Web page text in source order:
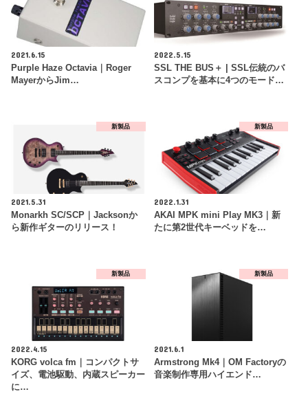
2021.6.15
Purple Haze Octavia｜Roger
MayerからJim…
2022.5.15
SSL THE BUS＋ | SSL伝統のバ
スコンプを基本に4つのモード…
新製品
2021.5.31
Monarkh SC/SCP｜Jacksonか
ら新作ギターのリリース！
新製品
2022.1.31
AKAI MPK mini Play MK3｜新
たに第2世代キーベッドを…
新製品
2022.4.15
KORG volca fm｜コンパクトサ
イズ、電池駆動、内蔵スピーカー
に…
新製品
2021.6.1
Armstrong Mk4｜OM Factoryの
音楽制作専用ハイエンド…